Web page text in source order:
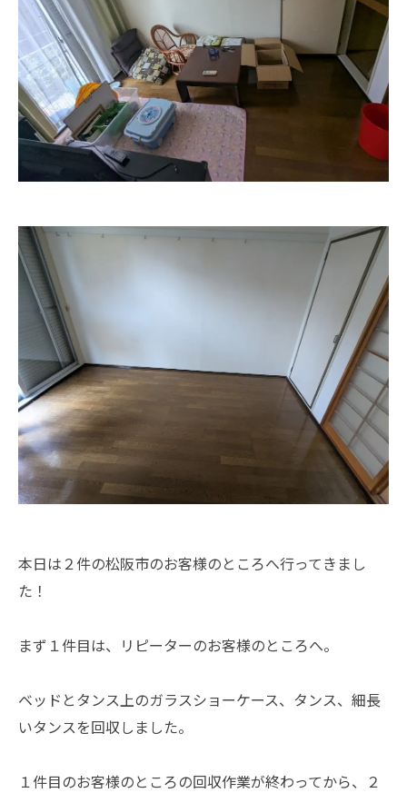
本日は２件の松阪市のお客様のところへ行ってきまし
た！
まず１件目は、リピーターのお客様のところへ。
ベッドとタンス上のガラスショーケース、タンス、細長
いタンスを回収しました。
１件目のお客様のところの回収作業が終わってから、２